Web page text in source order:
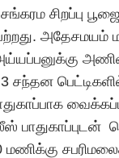
சிறப்பு
அதேசமயம்
சந்தன
மணிக்கு